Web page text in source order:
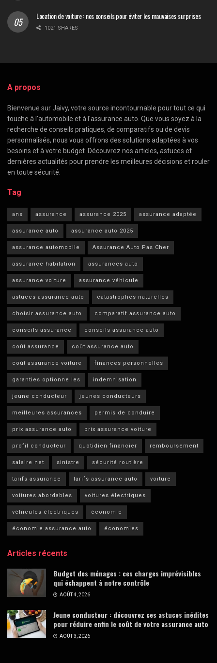
Location de voiture : nos conseils pour éviter les mauvaises surprises
1021 SHARES
A propos
Bienvenue sur Jaivy, votre source incontournable pour tout ce qui
touche à l'automobile et à l'assurance auto. Que vous soyez à la
recherche de conseils pratiques, de comparatifs ou de devis
personnalisés, nous vous offrons des solutions adaptées à vos
besoins et à votre budget. Découvrez nos articles, astuces et
dernières actualités pour prendre les meilleures décisions et rouler
en toute sécurité.
Tag
ans assurance assurance 2025 assurance adaptée
assurance auto assurance auto 2025
assurance automobile Assurance Auto Pas Cher
assurance habitation assurances auto
assurance voiture assurance véhicule
astuces assurance auto catastrophes naturelles
choisir assurance auto comparatif assurance auto
conseils assurance conseils assurance auto
coût assurance coût assurance auto
coût assurance voiture finances personnelles
garanties optionnelles indemnisation
jeune conducteur jeunes conducteurs
meilleures assurances permis de conduire
prix assurance auto prix assurance voiture
profil conducteur quotidien financier remboursement
salaire net sinistre sécurité routière
tarifs assurance tarifs assurance auto voiture
voitures abordables voitures électriques
véhicules électriques économie
économie assurance auto économies
Articles récents
Budget des ménages : ces charges imprévisibles
qui échappent à notre contrôle
AOÛT 4, 2026
Jeune conducteur : découvrez ces astuces inédites
pour réduire enfin le coût de votre assurance auto
AOÛT 3, 2026